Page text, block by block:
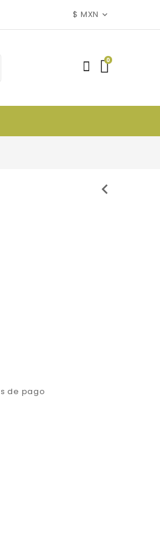
$ MXN
0
chevron_left
de pago